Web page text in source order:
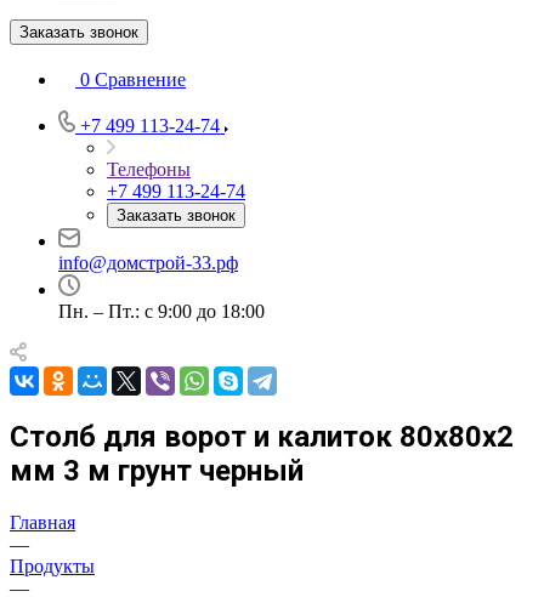
Заказать звонок
0 Сравнение
+7 499 113-24-74
Телефоны
+7 499 113-24-74
Заказать звонок
info@домстрой-33.рф
Пн. – Пт.: с 9:00 до 18:00
Столб для ворот и калиток 80х80х2
мм 3 м грунт черный
Главная
—
Продукты
—